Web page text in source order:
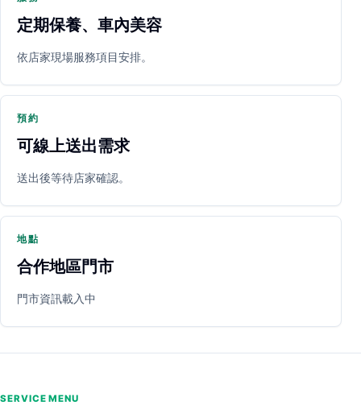
PARTNER SHOP
立即預約 開啟地圖 其他店家
定期保養、車內美容
依店家現場服務項目安排。
預約
可線上送出需求
送出後等待店家確認。
地點
合作地區門市
門市資訊載入中
SERVICE MENU